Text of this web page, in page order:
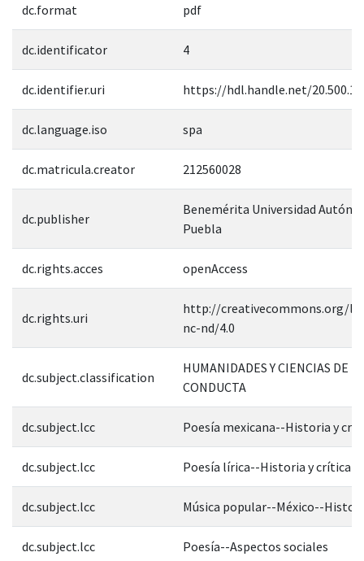
dc.format pdf
dc.identificator 4
dc.identifier.uri https://hdl.handle.net/
dc.language.iso spa
dc.matricula.creator 212560028
dc.publisher
Benemérita Universidad
Puebla
dc.rights.acces openAccess
dc.rights.uri
http://creativecommons.org/
nc-nd/4.0
dc.subject.classification
HUMANIDADES Y CIENCIAS DE LA
CONDUCTA
dc.subject.lcc Poesía mexicana--Historia y
dc.subject.lcc Poesía lírica--Historia y crítica
dc.subject.lcc Música popular--México--
dc.subject.lcc Poesía--Aspectos sociales